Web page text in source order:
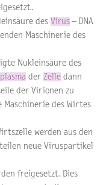
des Virus – DNA
Maschinerie des
Nukleinsäure des
der Zelle dann
der Virionen zu
des Wirtes
werden aus den
neue Viruspartikel
freigesetzt. Dies